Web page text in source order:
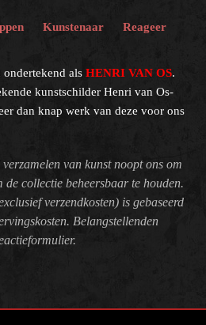
Kunstenaar Reageer
als HENRI VAN OS.
kunstschilder Henri van Os-
dan knap werk van deze voor ons
van kunst noopt ons om
de collectie beheersbaar te houden.
verzendkosten) is gebaseerd
Belangstellenden